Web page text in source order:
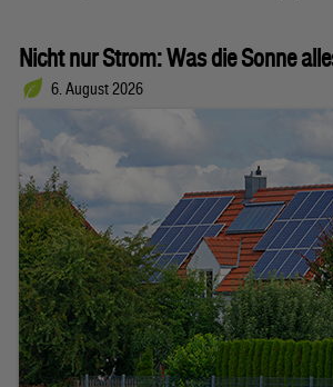
Nicht nur Strom: Was die Sonne
6. August 2026